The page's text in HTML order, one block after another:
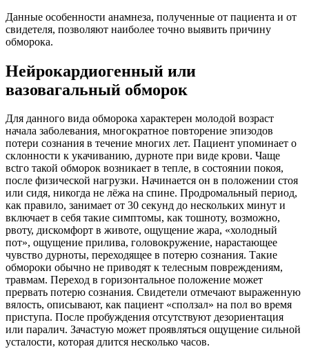
Данные особенности анамнеза, полученные от пациента и от
свидетеля, позволяют наиболее точно выявить причину
обморока.
Нейрокардиогенный или
вазовагальный обморок
Для данного вида обморока характерен молодой возраст
начала заболевания, многократное повторение эпизодов
потери сознания в течение многих лет. Пациент упоминает о
склонности к укачиванию, дурноте при виде крови. Чаще
всtго такой обморок возникает в тепле, в состоянии покоя,
после физической нагрузки. Начинается он в положении стоя
или сидя, никогда не лёжа на спине. Продромальный период,
как правило, занимает от 30 секунд до нескольких минут и
включает в себя такие симптомы, как тошноту, возможно,
рвоту, дискомфорт в животе, ощущение жара, «холодный
пот», ощущение прилива, головокружение, нарастающее
чувство дурноты, переходящее в потерю сознания. Такие
обмороки обычно не приводят к телесным повреждениям,
травмам. Переход в горизонтальное положение может
прервать потерю сознания. Свидетели отмечают выраженную
вялость, описывают, как пациент «сползал» на пол во время
приступа. После пробуждения отсутствуют дезориентация
или паралич. Зачастую может проявляться ощущение сильной
усталости, которая длится несколько часов.